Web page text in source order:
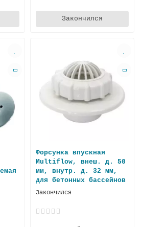
Закончился
Форсунка впускная
Multiflow, внеш. д. 50
мм, внутр. д. 32 мм,
для бетонных бассейнов
Закончился